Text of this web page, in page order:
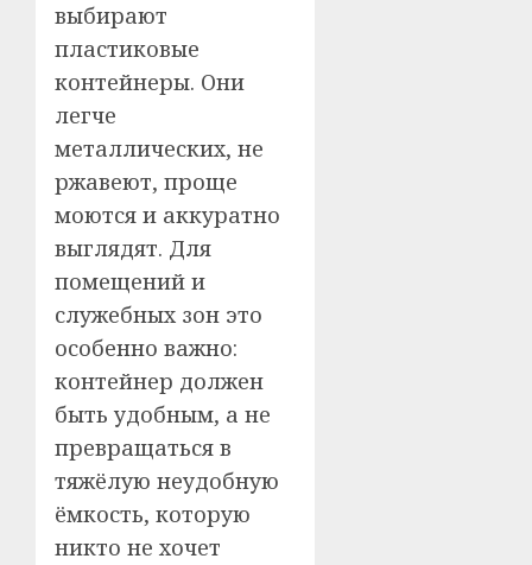
выбирают
пластиковые
контейнеры. Они
легче
металлических, не
ржавеют, проще
моются и аккуратно
выглядят. Для
помещений и
служебных зон это
особенно важно:
контейнер должен
быть удобным, а не
превращаться в
тяжёлую неудобную
ёмкость, которую
никто не хочет